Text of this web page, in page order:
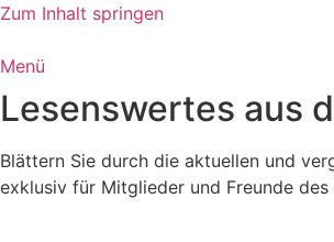
Zum Inhalt springen
Menü
Lesenswertes aus
Blättern Sie durch die aktuellen und
exklusiv für Mitglieder und Freunde